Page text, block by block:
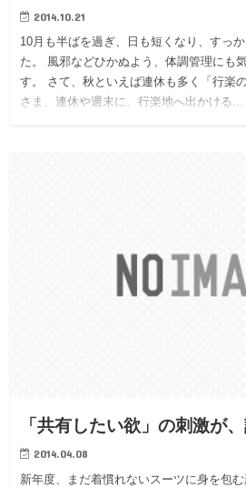
2014.10.21
10月も半ばを過ぎ、日も短くなり、すっ
た。 風邪などひかぬよう、体調管理にも
す。 さて、秋といえば連休も多く「行楽
さま、連休や週末に、行楽地へ出かける…
「共有したい欲」の刺激が
2014.04.08
新年度、まだ着慣れないスーツに身を包